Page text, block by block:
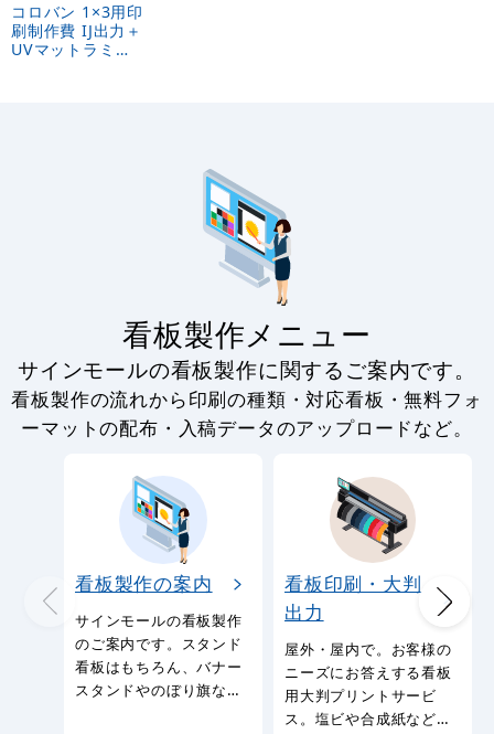
コロバン 1×3用印
刷制作費 IJ出力＋
UVマットラミネ
看板製作メニュー
サインモールの看板製作に関するご案内です。
看板製作の流れから印刷の種類・対応看板・無料フォ
ーマットの配布・入稿データのアップロードなど。
看板製作の案内
サインモールの看板製作
のご案内です。スタンド
看板はもちろん、バナー
スタンドやのぼり旗など
看板印刷・大判
出力
屋外・屋内で。お客様の
ニーズにお答えする看板
用大判プリントサービ
ス。塩ビや合成紙など看